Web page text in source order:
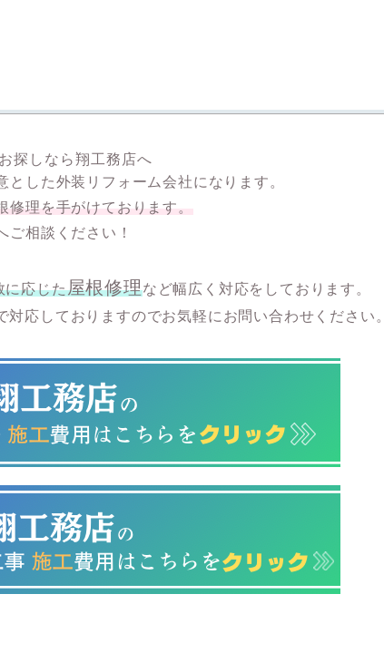
探しなら翔工務店へ
した外装リフォーム会社になります。
理を手がけております。
ご相談ください！
に応じた屋根修理など幅広く対応をしております。
対応しておりますのでお気軽にお問い合わせください。